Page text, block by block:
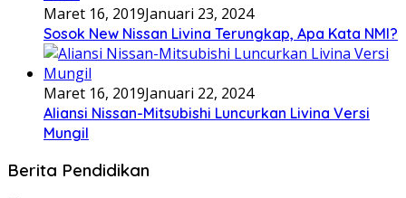
Maret 16, 2019Januari 23, 2024
Sosok New Nissan Livina Terungkap, Apa Kata NMI?
Maret 16, 2019Januari 22, 2024
Aliansi Nissan-Mitsubishi Luncurkan Livina Versi
Mungil
Berita Pendidikan